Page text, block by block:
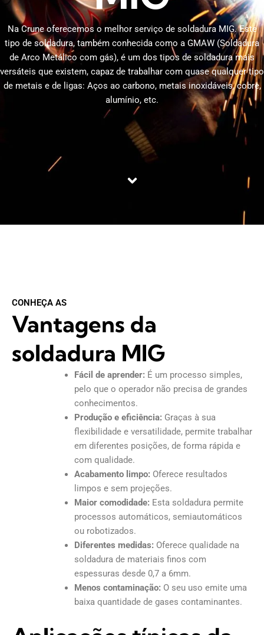
Na Crune oferecemos o melhor serviço de soldadura MIG. Este
tipo de soldadura, também conhecida como a GMAW (Soldadura
de Arco Metálico com gás), é um dos tipos de soldadura mais
versáteis que existem, capaz de trabalhar com quase qualquer tipo
de metais e de ligas: Aços ao carbono, metais inoxidáveis, cobre,
alumínio, etc.
CONHEÇA AS
Vantagens da
soldadura MIG
Fácil de aprender: É um processo simples,
pelo que o operador não precisa de grandes
conhecimentos.
Produção e eficiência: Graças à sua
flexibilidade e versatilidade, permite trabalhar
em diferentes posições, de forma rápida e
com qualidade.
Acabamento limpo: Oferece resultados
limpos e sem projeções.
Maior comodidade: Esta soldadura permite
processos automáticos, semiautomáticos
ou robotizados.
Diferentes medidas: Oferece qualidade na
soldadura de materiais finos com
espessuras desde 0,7 a 6mm.
Menos contaminação: O seu uso emite uma
baixa quantidade de gases contaminantes.